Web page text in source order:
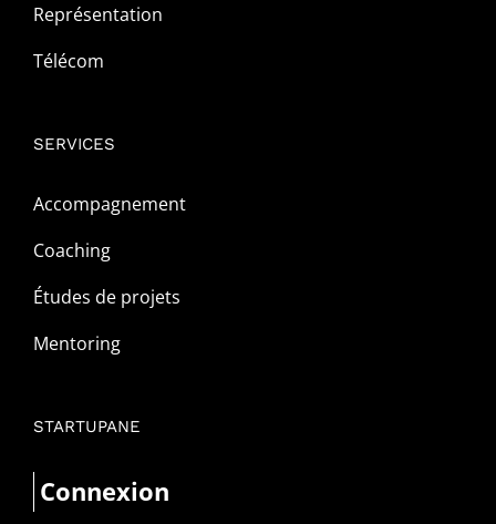
Représentation
Télécom
SERVICES
Accompagnement
Coaching
Études de projets
Mentoring
STARTUPANE
Connexion